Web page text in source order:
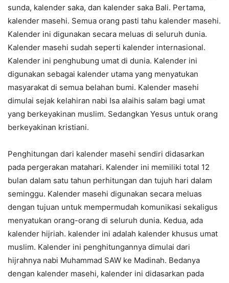
sunda, kalender saka, dan kalender saka Bali. Pertama,
kalender masehi. Semua orang pasti tahu kalender masehi.
Kalender ini digunakan secara meluas di seluruh dunia.
Kalender masehi sudah seperti kalender internasional.
Kalender ini penghubung umat di dunia. Kalender ini
digunakan sebagai kalender utama yang menyatukan
masyarakat di semua belahan bumi. Kalender masehi
dimulai sejak kelahiran nabi Isa alaihis salam bagi umat
yang berkeyakinan muslim. Sedangkan Yesus untuk orang
berkeyakinan kristiani.
Penghitungan dari kalender masehi sendiri didasarkan
pada pergerakan matahari. Kalender ini memiliki total 12
bulan dalam satu tahun perhitungan dan tujuh hari dalam
seminggu. Kalender masehi digunakan secara meluas
dengan tujuan untuk mempermudah komunikasi sekaligus
menyatukan orang-orang di seluruh dunia. Kedua, ada
kalender hijriah. kalender ini adalah kalender khusus umat
muslim. Kalender ini penghitungannya dimulai dari
hijrahnya nabi Muhammad SAW ke Madinah. Bedanya
dengan kalender masehi, kalender ini didasarkan pada